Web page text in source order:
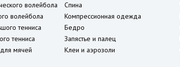
волейбола
волейбола
тенниса
тенниса
мячей
Спина
Компрессионная одежда
Бедро
Запястье и палец
Клеи и аэрозоли